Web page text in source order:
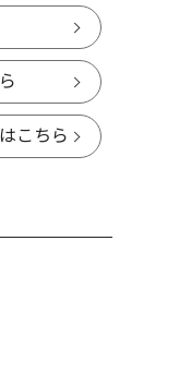
こちら